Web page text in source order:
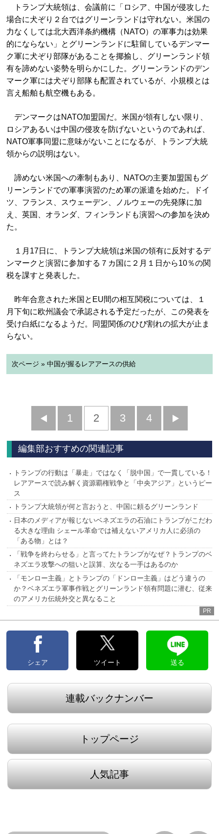
トランプ大統領は、会議前に「ロシア、中国が侵攻した
場合に犬ぞり２台ではグリーンランドは守れない。米国の
力なくしては北大西洋条約機構（NATO）の軍事力は効果
的にならない」とグリーンランドに駐留しているデンマー
ク軍に犬ぞり部隊があることを揶揄し、グリーンランド領
有を諦めない姿勢を明らかにした。グリーンランドのデン
マーク軍には犬ぞり部隊も配置されているが、小規模とは
言え船舶も航空機もある。
デンマークはNATO加盟国だ。米国が領有しない限り、
ロシアあるいは中国の侵攻を防げないというのであれば、
NATO軍事同盟に意味がないことになるが、トランプ大統
領からの説明はない。
諦めない米国への牽制もあり、NATOの主要加盟国もグ
リーンランドでの軍事演習のため軍の派遣を始めた。ドイ
ツ、フランス、スウェーデン、ノルウェーの先発隊に加
え、英国、オランダ、フィンランドも演習への参加を決め
た。
１月17日に、トランプ大統領は米国の領有に反対するデ
ンマークと演習に参加する７カ国に２月１日から10％の関
税を課すと発表した。
昨年合意された米国とEU間の相互関税については、１
月下旬に欧州議会で承認される予定だったが、この発表を
受け白紙になるようだ。同盟関係のひび割れの拡大が止ま
らない。
次ページ » 中国が握るレアアースの供給
前
へ
1 2 3 4
へ
編集部おすすめの関連記事
トランプの行動は「暴走」ではなく「脱中国」で一貫している！
レアアースで読み解く資源覇権戦争と「中央アジア」というピー
ス
トランプ大統領が何と言おうと、中国に頼るグリーンランド
日本のメディアが報じないベネズエラの石油にトランプがこだわ
る大きな理由 シェール革命では補えないアメリカ人に必須の
「ある物」とは？
「戦争を終わらせる」と言ってたトランプがなぜ？トランプのベ
ネズエラ攻撃への狙いと誤算、次なる一手はあるのか
「モンロー主義」とトランプの「ドンロー主義」はどう違うの
か？ベネズエラ軍事作戦とグリーンランド領有問題に潜む、従来
のアメリカ伝統外交と異なること
PR
シェア ツイート 送る
連載バックナンバー
トップページ
人気記事